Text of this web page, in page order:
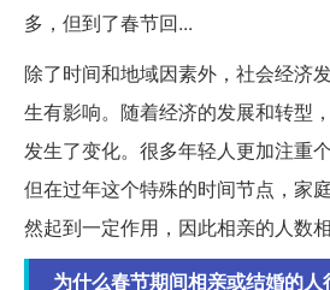
多，但到了春节回...
除了时间和地域因素外，社会经济
生有影响。随着经济的发展和转型
发生了变化。很多年轻人更加注重
但在过年这个特殊的时间节点，家
然起到一定作用，因此相亲的人数相
为什么春节期间相亲或结婚的人